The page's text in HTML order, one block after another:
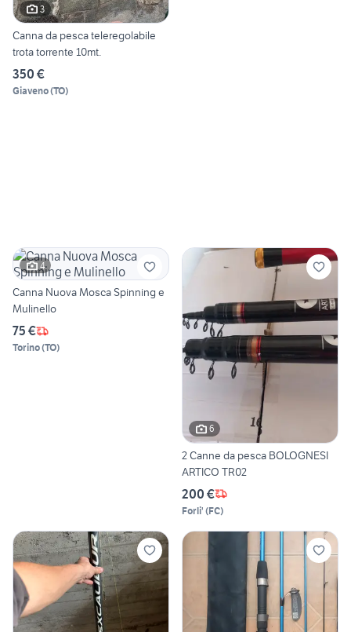
3
Canna da pesca teleregolabile
trota torrente 10mt.
350 €
Giaveno(TO)
4
Canna Nuova Mosca Spinning e
Mulinello
75 €
Torino(TO)
6
2 Canne da pesca BOLOGNESI
ARTICO TR02
200 €
Forli' (FC)